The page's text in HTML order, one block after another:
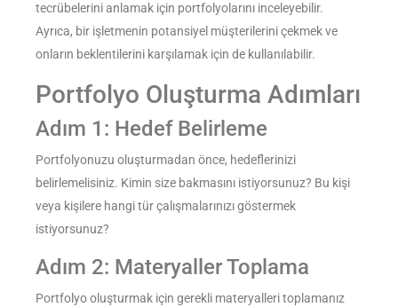
tecrübelerini anlamak için portfolyolarını inceleyebilir.
Ayrıca, bir işletmenin potansiyel müşterilerini çekmek ve
onların beklentilerini karşılamak için de kullanılabilir.
Portfolyo Oluşturma Adımları
Adım 1: Hedef Belirleme
Portfolyonuzu oluşturmadan önce, hedeflerinizi
belirlemelisiniz. Kimin size bakmasını istiyorsunuz? Bu kişi
veya kişilere hangi tür çalışmalarınızı göstermek
istiyorsunuz?
Adım 2: Materyaller Toplama
Portfolyo oluşturmak için gerekli materyalleri toplamanız